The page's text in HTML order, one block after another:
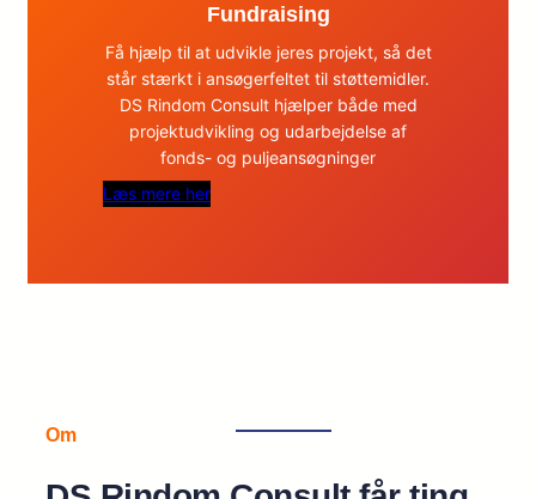
Fundraising
Få hjælp til at udvikle jeres projekt, så det
står stærkt i ansøgerfeltet til støttemidler.
DS Rindom Consult hjælper både med
projektudvikling og udarbejdelse af
fonds- og puljeansøgninger
Læs mere her
Om